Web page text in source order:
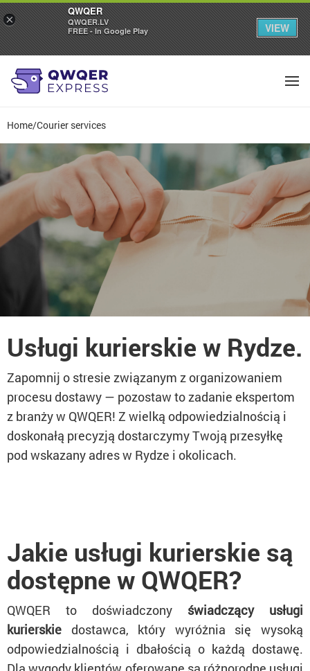
Home/Courier services
Usługi kurierskie w Rydze.
Zapomnij o stresie związanym z organizowaniem
procesu dostawy — pozostaw to zadanie ekspertom
z branży w QWQER! Z wielką odpowiedzialnością i
doskonałą precyzją dostarczymy Twoją przesyłkę
pod wskazany adres w Rydze i okolicach.
Jakie usługi kurierskie są
dostępne w QWQER?
QWQER to doświadczony świadczący usługi
kurierskie dostawca, który wyróżnia się wysoką
odpowiedzialnością i dbałością o każdą dostawę.
×
QWQER
QWQER.LV
FREE - In Google Play
VIEW